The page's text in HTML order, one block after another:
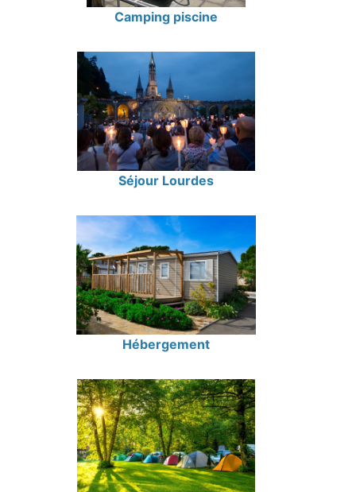
Camping piscine
Séjour Lourdes
Hébergement